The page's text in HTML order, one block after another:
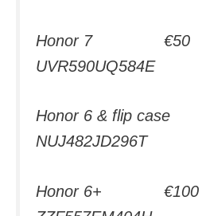
Honor 7
UVR590UQ584E
Honor 6 & flip
NUJ482JD296T
Honor 6+